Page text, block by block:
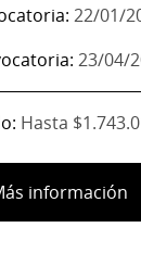
22/01/
23/04/
Hasta
información